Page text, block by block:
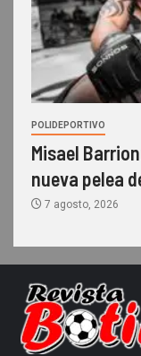
POLIDEPORTIVO
Misael
nueva pelea
7 agosto, 2026